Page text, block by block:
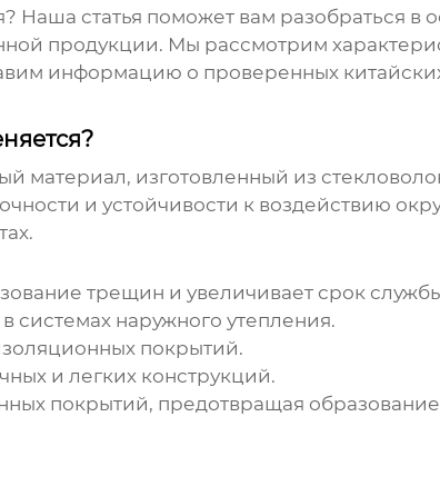
Наша статья поможет вам разобраться в
продукции. Мы рассмотрим
информацию о проверенных
материал, изготовленный из
и устойчивости к воздействию
трещин и увеличивает срок
системах наружного утепления.
покрытий.
и легких конструкций.
покрытий, предотвращая